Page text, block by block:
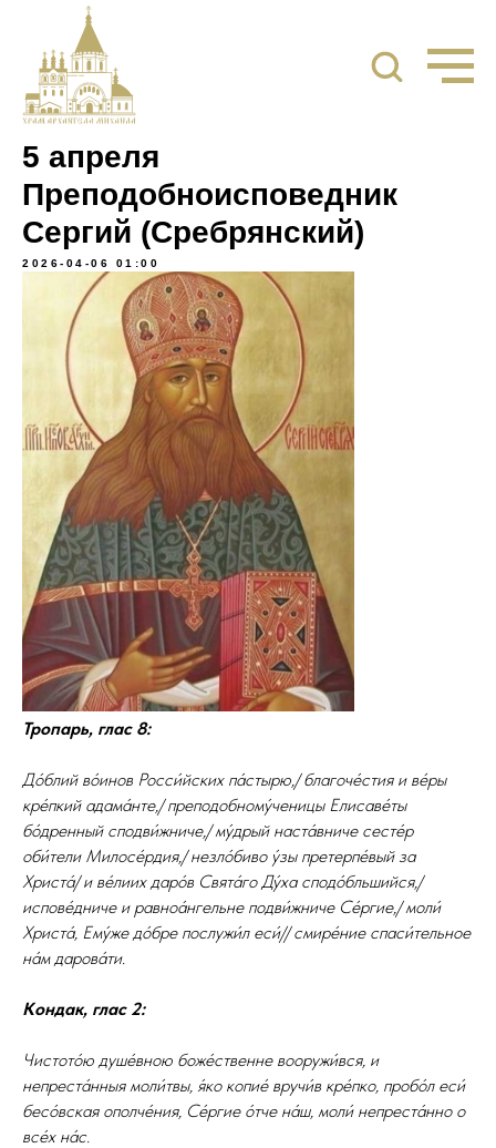
5 апреля
Преподобноисповедник
Сергий (Сребрянский)
2026-04-06 01:00
Тропарь, глас 8:
До́блий во́инов Росси́йских па́стырю,/ благоче́стия и ве́ры
кре́пкий адама́нте,/ преподобному́ченицы Елисаве́ты
бо́дренный сподви́жниче,/ му́дрый наста́вниче сесте́р
оби́тели Милосе́рдия,/ незло́биво у́зы претерпе́вый за
Христа́/ и ве́лиих даро́в Свята́го Ду́ха сподо́бльшийся,/
испове́дниче и равноа́нгельне подви́жниче Се́ргие,/ моли́
Христа́, Ему́же до́бре послужи́л еси́// смире́ние спаси́тельное
на́м дарова́ти.
Кондак, глас 2:
Чистото́ю душе́вною боже́ственне вооружи́вся, и
непреста́нныя моли́твы, я́ко копие́ вручи́в кре́пко, пробо́л еси́
бесо́вская ополче́ния, Се́ргие о́тче на́ш, моли́ непреста́нно о
все́х на́с.